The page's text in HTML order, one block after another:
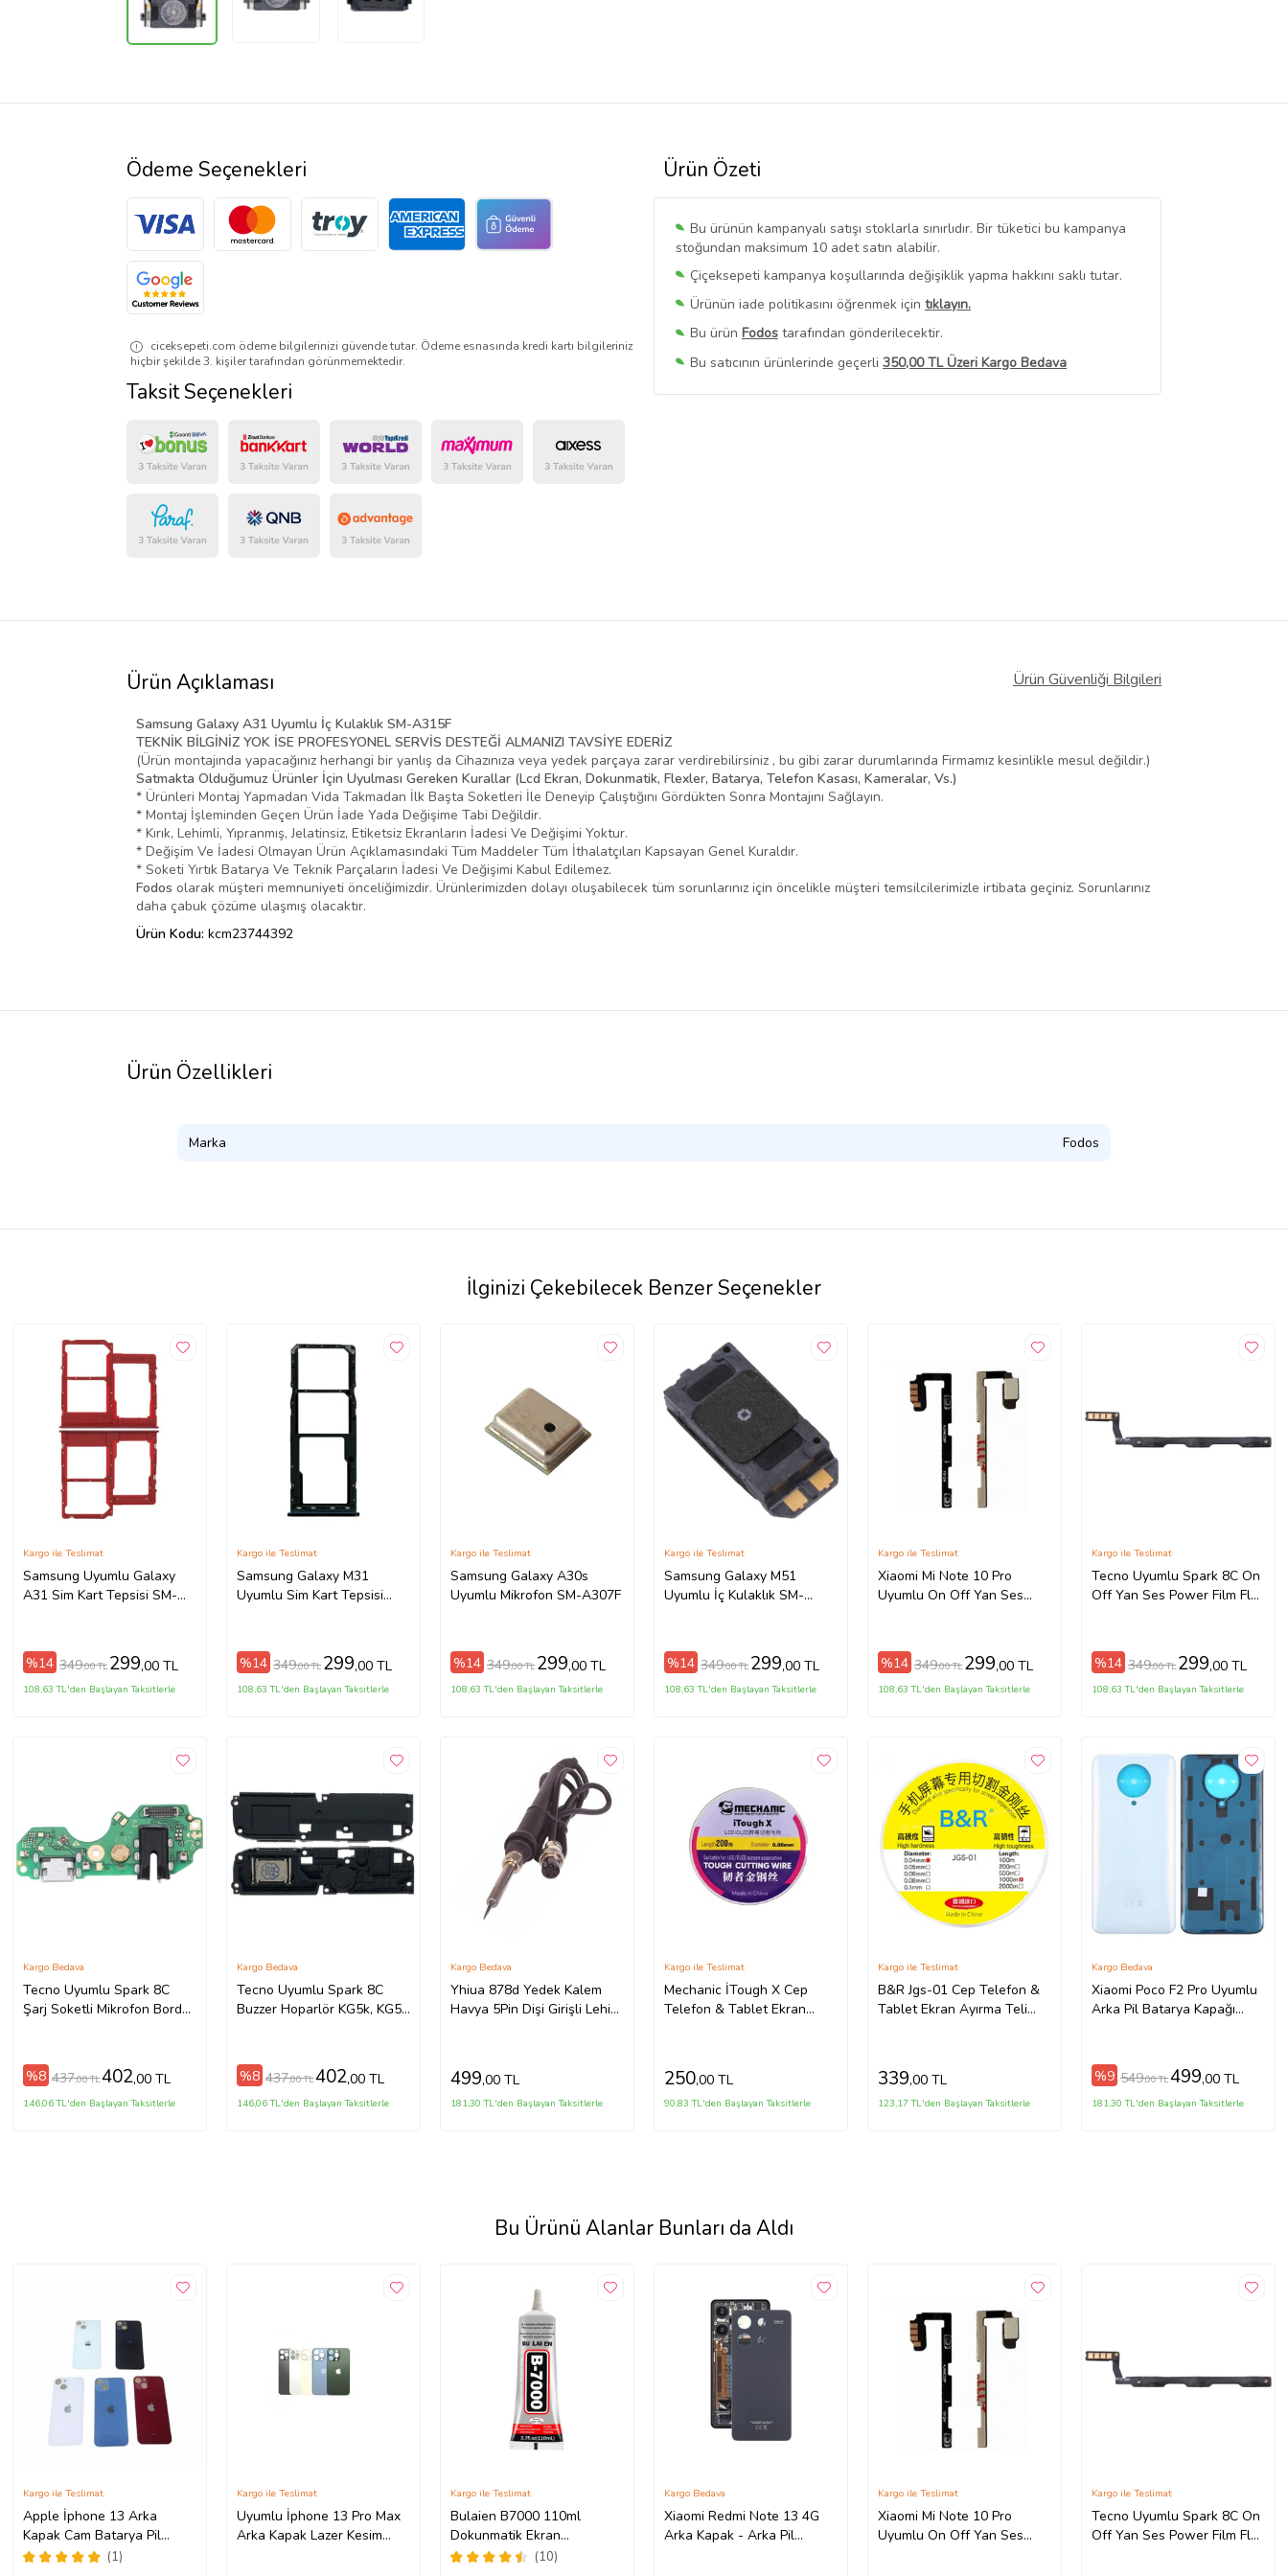
Ürün Özeti
Bu ürünün kampanyalı satışı stoklarla sınırlıdır. Bir tüketici bu kampanya
stoğundan maksimum 10 adet satın alabilir.
Çiçeksepeti kampanya koşullarında değişiklik yapma hakkını saklı tutar.
Ürünün iade politikasını öğrenmek için tıklayın.
Bu ürün Fodos tarafından gönderilecektir.
Bu satıcının ürünlerinde geçerli 350,00 TL Üzeri Kargo Bedava
Bu SatıcınınTüm Ürünlerini Görüntüle
Ödeme Seçenekleri
ciceksepeti.com ödeme bilgilerinizi güvende tutar. Ödeme esnasında kredi kartı bilgileriniz
hiçbir şekilde 3. kişiler tarafından görünmemektedir.
Taksit Seçenekleri
Ürün Açıklaması Ürün Güvenliği Bilgileri
Samsung Galaxy A31 Uyumlu İç Kulaklık SM-A315F
TEKNİK BİLGİNİZ YOK İSE PROFESYONEL SERVİS DESTEĞİ ALMANIZI TAVSİYE EDERİZ
(Ürün montajında yapacağınız herhangi bir yanlış da Cihazınıza veya yedek parçaya zarar verdirebilirsiniz , bu gibi zarar durumlarında Firmamız kesinlikle mesul değildir.)
Satmakta Olduğumuz Ürünler İçin Uyulması Gereken Kurallar (Lcd Ekran, Dokunmatik, Flexler, Batarya, Telefon Kasası, Kameralar, Vs.)
* Ürünleri Montaj Yapmadan Vida Takmadan İlk Başta Soketleri İle Deneyip Çalıştığını Gördükten Sonra Montajını Sağlayın.
* Montaj İşleminden Geçen Ürün İade Yada Değişime Tabi Değildir.
* Kırık, Lehimli, Yıpranmış, Jelatinsiz, Etiketsiz Ekranların İadesi Ve Değişimi Yoktur.
* Değişim Ve İadesi Olmayan Ürün Açıklamasındaki Tüm Maddeler Tüm İthalatçıları Kapsayan Genel Kuraldır.
* Soketi Yırtık Batarya Ve Teknik Parçaların İadesi Ve Değişimi Kabul Edilemez.
Fodos olarak müşteri memnuniyeti önceliğimizdir. Ürünlerimizden dolayı oluşabilecek tüm sorunlarınız için öncelikle müşteri temsilcilerimizle irtibata geçiniz. Sorunlarınız
daha çabuk çözüme ulaşmış olacaktır.
Ürün Kodu: kcm23744392
Ürün Özellikleri
Marka Fodos
İlginizi Çekebilecek Benzer Seçenekler
Samsung Uyumlu Galaxy
A31 Sim Kart Tepsisi SM-
Kargo ile Teslimat
%14 349,00 TL 299,00 TL
108,63 TL'den Başlayan Taksitlerle
Samsung Galaxy M31
Uyumlu Sim Kart Tepsisi
Kargo ile Teslimat
%14 349,00 TL 299,00 TL
108,63 TL'den Başlayan Taksitlerle
Samsung Galaxy A30s
Uyumlu Mikrofon SM-A307F
Kargo ile Teslimat
%14 349,00 TL 299,00 TL
108,63 TL'den Başlayan Taksitlerle
Samsung Galaxy M51
Uyumlu İç Kulaklık SM-
Kargo ile Teslimat
%14 349,00 TL 299,00 TL
108,63 TL'den Başlayan Taksitlerle
Xiaomi Mi Note 10 Pro
Uyumlu On Off Yan Ses
Kargo ile Teslimat
%14 349,00 TL 299,00 TL
108,63 TL'den Başlayan Taksitlerle
Tecno Uyumlu Spark 8C On
Off Yan Ses Power Film Flex
Kargo ile Teslimat
%14 349,00 TL 299,00 TL
108,63 TL'den Başlayan Taksitlerle
Tecno Uyumlu Spark 8C
Şarj Soketli Mikrofon Bordu
Kargo Bedava
%8 437,00 TL402,00 TL
146,06 TL'den Başlayan Taksitlerle
Tecno Uyumlu Spark 8C
Buzzer Hoparlör KG5k, KG5j,
Kargo Bedava
%8 437,00 TL402,00 TL
146,06 TL'den Başlayan Taksitlerle
Yhiua 878d Yedek Kalem
Havya 5Pin Dişi Girişli Lehim
Kargo Bedava
499,00 TL
181,30 TL'den Başlayan Taksitlerle
Mechanic İTough X Cep
Telefon & Tablet Ekran
Kargo ile Teslimat
250,00 TL
90,83 TL'den Başlayan Taksitlerle
B&R Jgs-01 Cep Telefon &
Tablet Ekran Ayırma Teli
Kargo ile Teslimat
339,00 TL
123,17 TL'den Başlayan Taksitlerle
Xiaomi Poco F2 Pro Uyumlu
Arka Pil Batarya Kapağı
Kargo Bedava
%9 549,00 TL499,00 TL
181,30 TL'den Başlayan Taksitlerle
Bu Ürünü Alanlar Bunları da Aldı
Apple İphone 13 Arka
Kapak Cam Batarya Pil
Kapağı Laser Kesim (Beyaz)
(1)
Kargo ile Teslimat
Uyumlu İphone 13 Pro Max
Arka Kapak Lazer Kesim
Kargo ile Teslimat
Bulaien B7000 110ml
Dokunmatik Ekran
Yapıştırıcısı Şeffaf Yapıştırıcı
(10)
Kargo ile Teslimat
Xiaomi Redmi Note 13 4G
Arka Kapak - Arka Pil
Kargo Bedava
Xiaomi Mi Note 10 Pro
Uyumlu On Off Yan Ses
Kargo ile Teslimat
Tecno Uyumlu Spark 8C On
Off Yan Ses Power Film Flex
Kargo ile Teslimat